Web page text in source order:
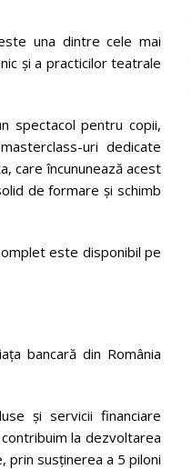
una dintre cele mai
și a practicilor teatrale
spectacol pentru copii,
uri dedicate
care încununează acest
de formare și schimb
este disponibil pe
bancară din România
și servicii financiare
la dezvoltarea
prin susținerea a 5 piloni